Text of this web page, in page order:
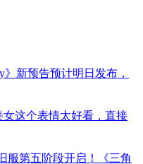
》新预告预计明日发布，
这个表情太好看，直接
服第五阶段开启！《三角